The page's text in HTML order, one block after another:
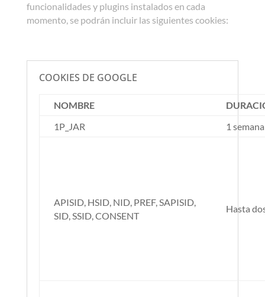
funcionalidades y plugins instalados en cada
momento, se podrán incluir las siguientes cookies:
COOKIES DE GOOGLE
NOMBRE
1P_JAR
1 semana
APISID, HSID, NID, PREF, SAPISID,
SID, SSID, CONSENT
Hasta